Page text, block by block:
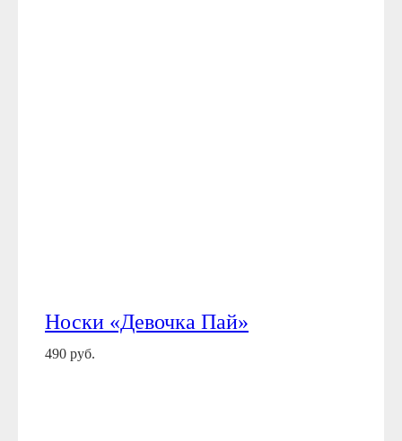
Носки «Девочка Пай»
490 руб.